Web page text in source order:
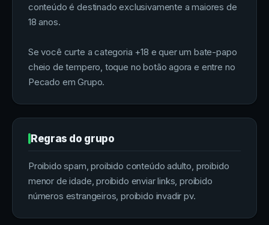
conteúdo é destinado exclusivamente a maiores de
18 anos.
Se você curte a categoria +18 e quer um bate-papo
cheio de tempero, toque no botão agora e entre no
Pecado em Grupo.
Regras do grupo
Proibido spam, proibido conteúdo adulto, proibido
menor de idade, proibido enviar links, proibido
números estrangeiros, proibido invadir pv.